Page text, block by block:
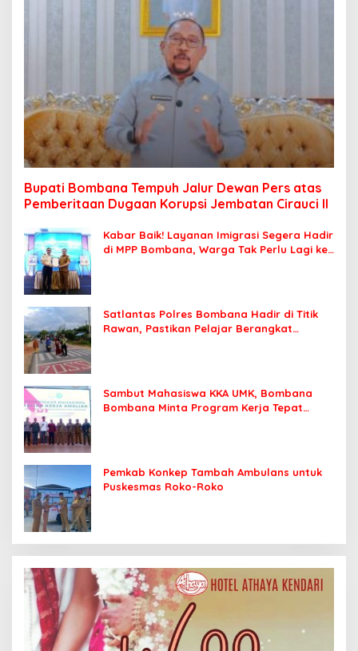
Bupati Bombana Tempuh Jalur Dewan Pers atas
Pemberitaan Dugaan Korupsi Jembatan Cirauci II
Kabar Baik! Layanan Imigrasi Segera Hadir
di MPP Bombana, Warga Tak Perlu Lagi ke
Satlantas Polres Bombana Hadir di Titik
Rawan, Pastikan Pelajar Berangkat
Sambut Mahasiswa KKA UMK, Bombana
Bombana Minta Program Kerja Tepat
Pemkab Konkep Tambah Ambulans untuk
Puskesmas Roko-Roko